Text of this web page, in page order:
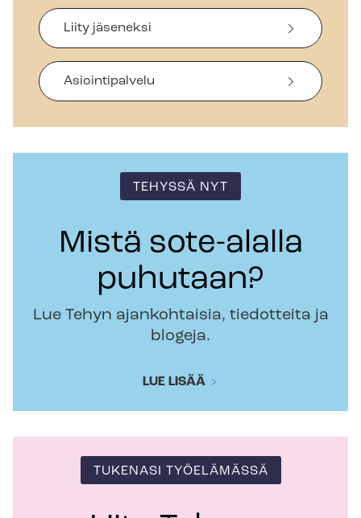
Liity jäseneksi
Asiointipalvelu
TEHYSSÄ NYT
Mistä sote-alalla
puhutaan?
Lue Tehyn ajankohtaisia, tiedotteita ja
blogeja.
LUE LISÄÄ
TUKENASI TYÖELÄMÄSSÄ